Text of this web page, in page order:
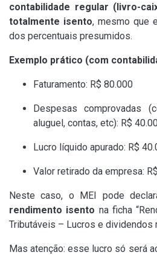
contabilidade regular (livro-
totalmente isento, mesmo que
dos percentuais presumidos.
Exemplo prático (com
Faturamento: R$ 80.000
Despesas comprovadas
aluguel, contas, etc): R$
Lucro líquido apurado: R$
Valor retirado da empresa:
Neste caso, o MEI pode
rendimento isento na ficha
Tributáveis – Lucros e dividendos
Mas atenção: esse lucro só será